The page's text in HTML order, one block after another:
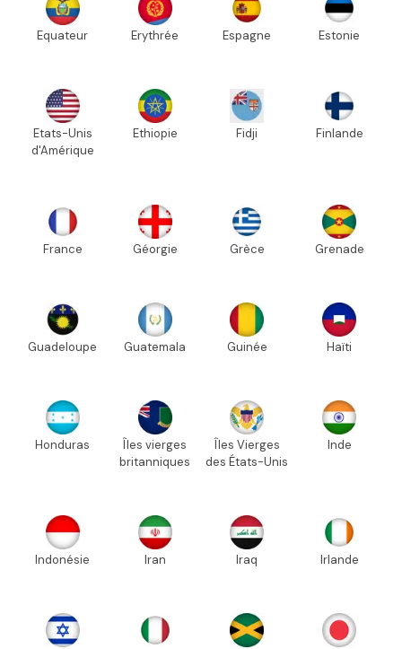
Equateur Erythrée Espagne Estonie
Etats-Unis
d'Amérique
Ethiopie Fidji Finlande
France Géorgie Grèce Grenade
Guadeloupe Guatemala Guinée Haïti
Honduras
Îles vierges
britanniques
Îles Vierges
des États-Unis
Inde
Indonésie Iran Iraq Irlande